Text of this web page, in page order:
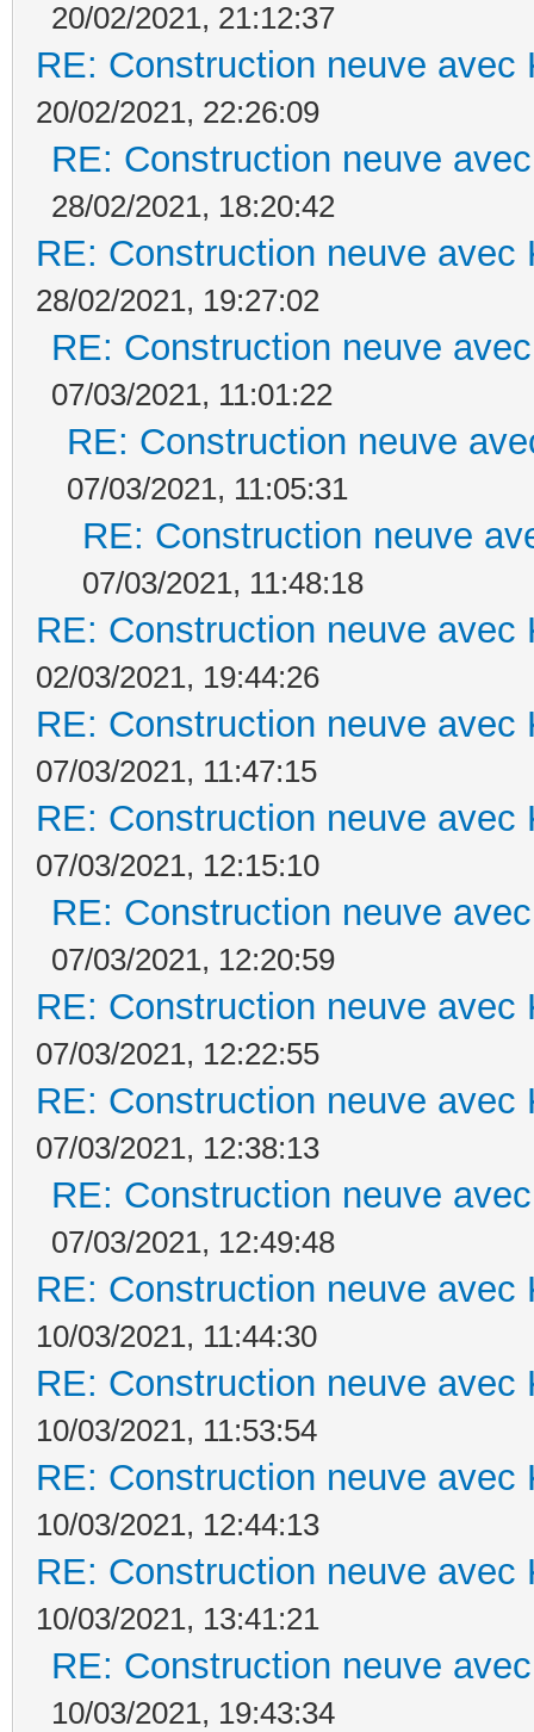
20/02/2021, 21:12:37
RE: Construction neuve avec
20/02/2021, 22:26:09
RE: Construction neuve
28/02/2021, 18:20:42
RE: Construction neuve avec
28/02/2021, 19:27:02
RE: Construction neuve
07/03/2021, 11:01:22
RE: Construction neuve
07/03/2021, 11:05:31
RE: Construction neuve
07/03/2021, 11:48:18
RE: Construction neuve avec
02/03/2021, 19:44:26
RE: Construction neuve avec
07/03/2021, 11:47:15
RE: Construction neuve avec
07/03/2021, 12:15:10
RE: Construction neuve
07/03/2021, 12:20:59
RE: Construction neuve avec
07/03/2021, 12:22:55
RE: Construction neuve avec
07/03/2021, 12:38:13
RE: Construction neuve
07/03/2021, 12:49:48
RE: Construction neuve avec
10/03/2021, 11:44:30
RE: Construction neuve avec
10/03/2021, 11:53:54
RE: Construction neuve avec
10/03/2021, 12:44:13
RE: Construction neuve avec
10/03/2021, 13:41:21
RE: Construction neuve
10/03/2021, 19:43:34